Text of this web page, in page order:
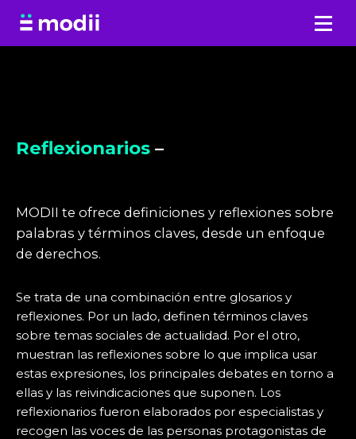
Saltar
Reflexionarios –
MODII te ofrece definiciones y reflexiones sobre
palabras y términos claves, desde un enfoque
de derechos.
Se trata de una combinación entre glosarios y
reflexiones. Por un lado, definen términos claves
sobre temas sociales de actualidad. Por el otro,
muestran las reflexiones sobre lo que implica usar
estas expresiones, los principales debates en torno a
ellas y las reivindicaciones que suponen. Los
reflexionarios fueron elaborados por especialistas y
recogen las voces de las personas protagonistas de